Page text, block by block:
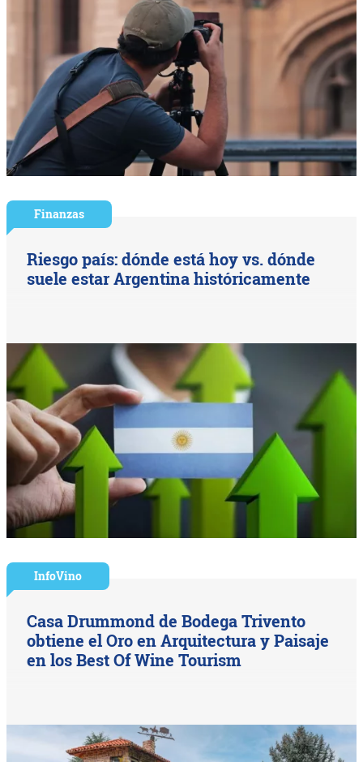
Finanzas
Riesgo país: dónde está hoy vs. dónde
suele estar Argentina históricamente
InfoVino
Casa Drummond de Bodega Trivento
obtiene el Oro en Arquitectura y Paisaje
en los Best Of Wine Tourism